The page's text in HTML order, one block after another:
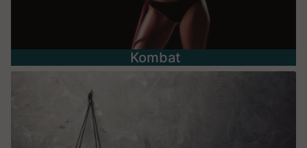
Kombat